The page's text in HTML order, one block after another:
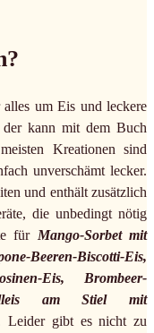
um Eis und leckere
der kann mit dem Buch
Kreationen sind
unverschämt lecker.
und enthält zusätzlich
die unbedingt nötig
für Mango-Sorbet mit
Beeren-Biscotti-Eis,
Eis, Brombeer-
am Stiel mit
Leider gibt es nicht zu